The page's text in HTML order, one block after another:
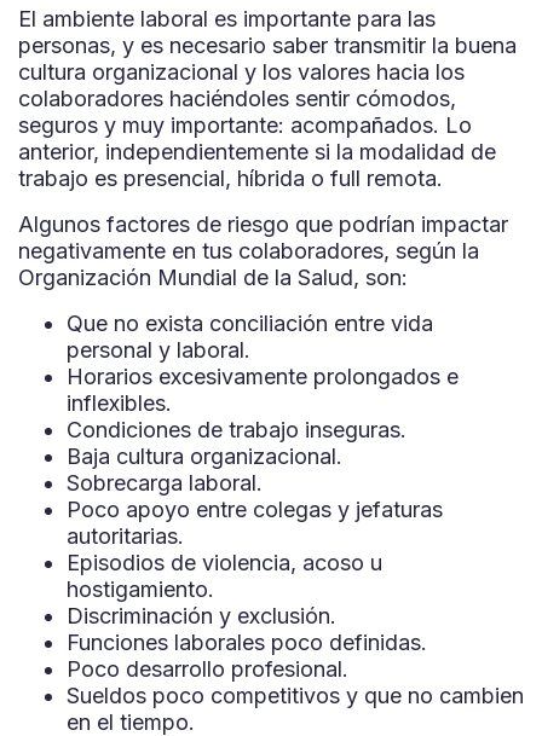
El ambiente laboral es importante para las
personas, y es necesario saber transmitir la buena
cultura organizacional y los valores hacia los
colaboradores haciéndoles sentir cómodos,
seguros y muy importante: acompañados. Lo
anterior, independientemente si la modalidad de
trabajo es presencial, híbrida o full remota.
Algunos factores de riesgo que podrían impactar
negativamente en tus colaboradores, según la
Organización Mundial de la Salud, son:
Que no exista conciliación entre vida
personal y laboral.
Horarios excesivamente prolongados e
inflexibles.
Condiciones de trabajo inseguras.
Baja cultura organizacional.
Sobrecarga laboral.
Poco apoyo entre colegas y jefaturas
autoritarias.
Episodios de violencia, acoso u
hostigamiento.
Discriminación y exclusión.
Funciones laborales poco definidas.
Poco desarrollo profesional.
Sueldos poco competitivos y que no cambien
en el tiempo.